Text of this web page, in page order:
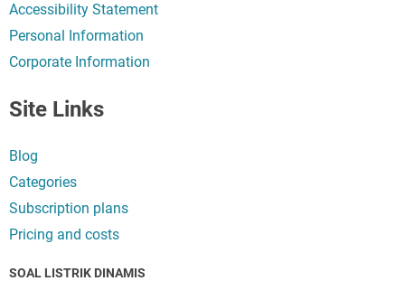
Accessibility Statement
Personal Information
Corporate Information
Site Links
Blog
Categories
Subscription plans
Pricing and costs
SOAL LISTRIK DINAMIS